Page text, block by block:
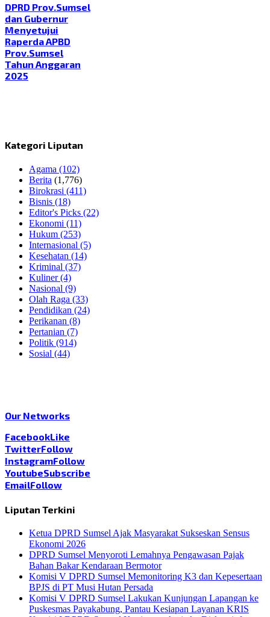
DPRD Prov.Sumsel
dan Gubernur
Menyetujui
Raperda APBD
Prov.Sumsel
Tahun Anggaran
2025
Kategori Liputan
Agama (102)
Berita (1,776)
Birokrasi (411)
Bisnis (18)
Editor's Picks (22)
Ekonomi (11)
Hukum (253)
Internasional (5)
Kesehatan (14)
Kriminal (37)
Kuliner(4)
Nasional (9)
Olah Raga (33)
Pendidikan (24)
Perikanan (8)
Pertanian (7)
Politik (914)
Sosial (44)
Our Networks
FacebookLike
TwitterFollow
InstagramFollow
YoutubeSubscribe
EmailFollow
Liputan Terkini
Ketua DPRD Sumsel Ajak Masyarakat Sukseskan Sensus
Ekonomi 2026
DPRD Sumsel Menyoroti Lemahnya Pengawasan Pajak
Bahan Bakar Kendaraan Bermotor
Komisi V DPRD Sumsel Memonitoring K3 dan Kepesertaan
BPJS di PT Musi Hutan Persada
Komisi V DPRD Sumsel Lakukan Kunjungan Lapangan ke
Puskesmas Payakabung, Pantau Kesiapan Layanan KRIS